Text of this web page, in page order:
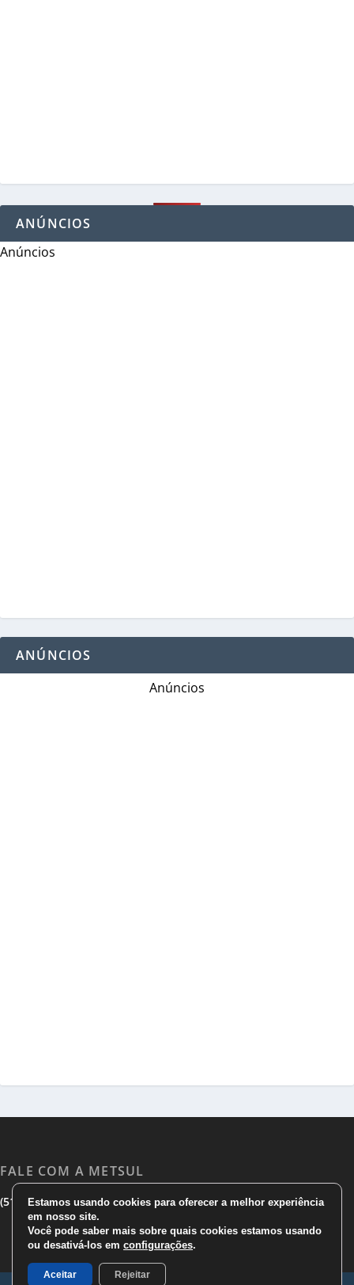
ANÚNCIOS
Anúncios
ANÚNCIOS
Anúncios
FALE COM A METSUL
(51) 3533 1983|(51)3785 7752| comercial@metsul.com
Estamos usando cookies para oferecer a melhor experiência
em nosso site.
Você pode saber mais sobre quais cookies estamos usando
ou desativá-los em configurações.
Aceitar Rejeitar